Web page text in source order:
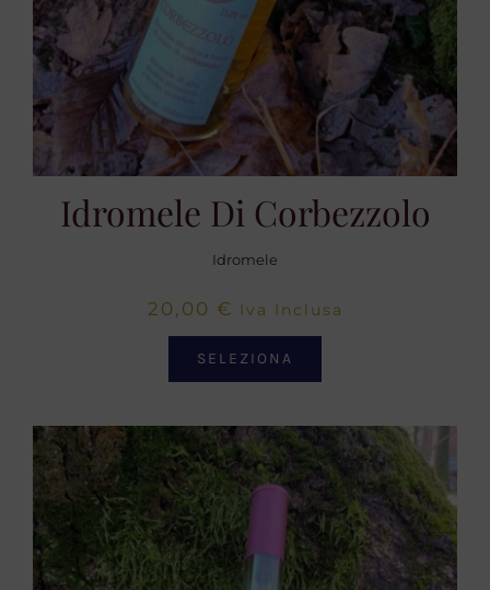
Idromele Di Corbezzolo
Idromele
20,00 € Iva Inclusa
SELEZIONA